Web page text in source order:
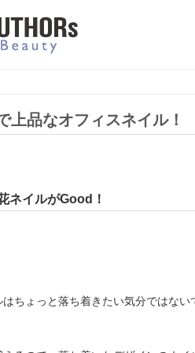
上品なオフィスネイル！
ネイルがGood！
ちょっと落ち着きたい気分ではない